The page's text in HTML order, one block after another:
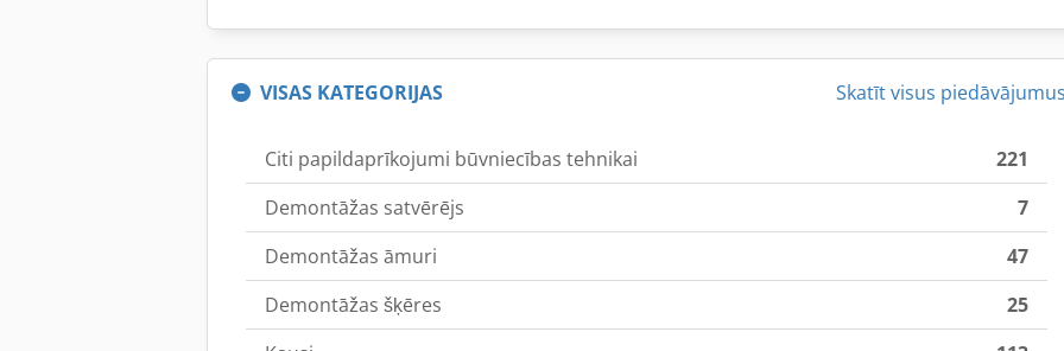
VISAS KATEGORIJAS Skatīt visus
Citi papildaprīkojumi būvniecības tehnikai
221
Demontāžas satvērējs
7
Demontāžas āmuri
47
Demontāžas šķēres
25